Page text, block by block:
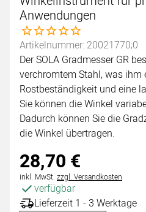
Anwendungen
Noch keine Bewertungen
Artikelnummer: 20021770;0
Der SOLA Gradmesser GR
verchromtem Stahl, was ihm
Rostbeständigkeit und eine
Sie können die Winkel
Dadurch können Sie die
die Winkel übertragen.
28,70 €
Steuerhinweis:
inkl. MwSt. zzgl. Versandkosten
verfügbar
Lieferzeit 1 - 3 Werktage